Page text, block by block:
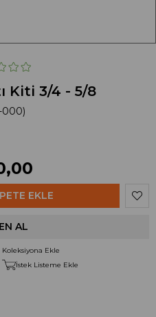
Kiti 3/4 - 5/8
000)
Koleksiyona Ekle
İstek Listeme Ekle